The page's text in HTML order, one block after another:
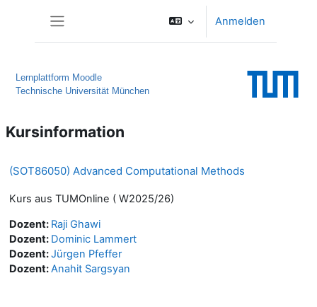
Anmelden
Lernplattform Moodle
Technische Universität München
Kursinformation
(SOT86050) Advanced Computational Methods
Kurs aus TUMOnline ( W2025/26)
Dozent: Raji Ghawi
Dozent: Dominic Lammert
Dozent:Jürgen Pfeffer
Dozent:Anahit Sargsyan